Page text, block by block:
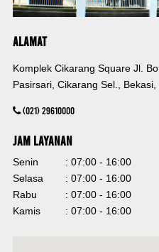
Alamat
Komplek Cikarang Square Jl.
Pasirsari, Cikarang Sel.,
(021) 29610000
Jam Layanan
Senin : 07:00 - 16:00
Selasa
: 07:00 - 16:00
Rabu
: 07:00 - 16:00
Kamis
: 07:00 - 16:00